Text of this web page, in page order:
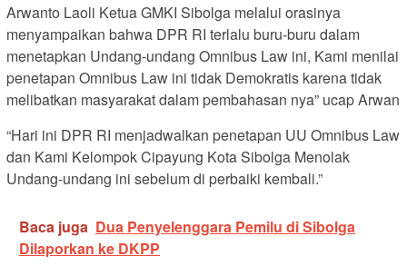
Arwanto Laoli Ketua GMKI Sibolga melalui orasinya
menyampaikan bahwa DPR RI terlalu buru-buru dalam
menetapkan Undang-undang Omnibus Law ini, Kami menilai
penetapan Omnibus Law ini tidak Demokratis karena tidak
melibatkan masyarakat dalam pembahasan nya” ucap Arwan
“Hari ini DPR RI menjadwalkan penetapan UU Omnibus Law
dan Kami Kelompok Cipayung Kota Sibolga Menolak
Undang-undang ini sebelum di perbaiki kembali.”
Baca juga Dua Penyelenggara Pemilu di Sibolga
Dilaporkan ke DKPP